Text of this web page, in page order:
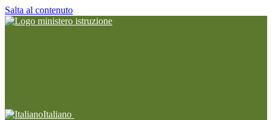
Salta al contenuto
Italiano